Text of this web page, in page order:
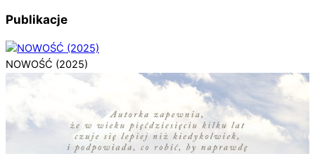
Publikacje
NOWOŚĆ (2025)